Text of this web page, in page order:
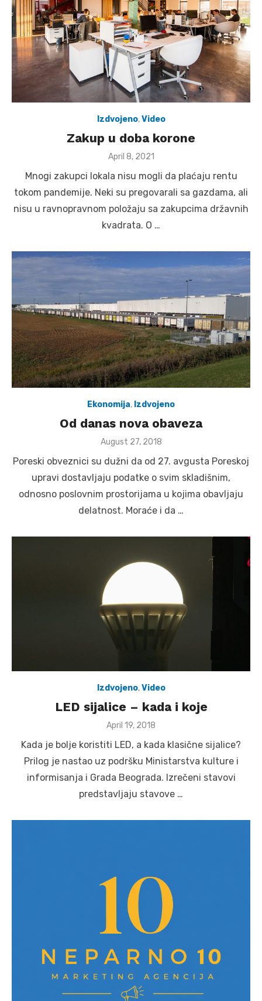
Izdvojeno,Video
Zakup u doba korone
Posted
April 8, 2021
Mnogi zakupci lokala nisu mogli da plaćaju rentu
tokom pandemije. Neki su pregovarali sa gazdama, ali
nisu u ravnopravnom položaju sa zakupcima državnih
kvadrata. O …
Ekonomija, Izdvojeno
Od danas nova obaveza
Posted
August 27, 2018
Poreski obveznici su dužni da od 27. avgusta Poreskoj
upravi dostavljaju podatke o svim skladišnim,
odnosno poslovnim prostorijama u kojima obavljaju
delatnost. Moraće i da …
Izdvojeno,Video
LED sijalice – kada i koje
Posted
April 19, 2018
Kada je bolje koristiti LED, a kada klasične sijalice?
Prilog je nastao uz podršku Ministarstva kulture i
informisanja i Grada Beograda. Izrečeni stavovi
predstavljaju stavove …